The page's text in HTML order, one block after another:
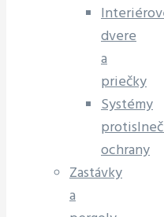
dvere
a
priečky
Systémy
ochrany
Zastávky
a